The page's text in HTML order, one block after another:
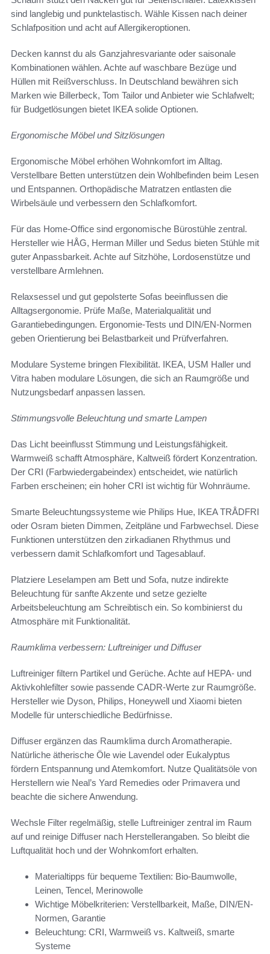
sind langlebig und punktelastisch. Wähle Kissen nach deiner
Schlafposition und acht auf Allergikeroptionen.
Decken kannst du als Ganzjahresvariante oder saisonale
Kombinationen wählen. Achte auf waschbare Bezüge und
Hüllen mit Reißverschluss. In Deutschland bewähren sich
Marken wie Billerbeck, Tom Tailor und Anbieter wie Schlafwelt;
für Budgetlösungen bietet IKEA solide Optionen.
Ergonomische Möbel und Sitzlösungen
Ergonomische Möbel erhöhen Wohnkomfort im Alltag.
Verstellbare Betten unterstützen dein Wohlbefinden beim Lesen
und Entspannen. Orthopädische Matratzen entlasten die
Wirbelsäule und verbessern den Schlafkomfort.
Für das Home-Office sind ergonomische Bürostühle zentral.
Hersteller wie HÅG, Herman Miller und Sedus bieten Stühle mit
guter Anpassbarkeit. Achte auf Sitzhöhe, Lordosenstütze und
verstellbare Armlehnen.
Relaxsessel und gut gepolsterte Sofas beeinflussen die
Alltagsergonomie. Prüfe Maße, Materialqualität und
Garantiebedingungen. Ergonomie-Tests und DIN/EN-Normen
geben Orientierung bei Belastbarkeit und Prüfverfahren.
Modulare Systeme bringen Flexibilität. IKEA, USM Haller und
Vitra haben modulare Lösungen, die sich an Raumgröße und
Nutzungsbedarf anpassen lassen.
Stimmungsvolle Beleuchtung und smarte Lampen
Das Licht beeinflusst Stimmung und Leistungsfähigkeit.
Warmweiß schafft Atmosphäre, Kaltweiß fördert Konzentration.
Der CRI (Farbwiedergabeindex) entscheidet, wie natürlich
Farben erscheinen; ein hoher CRI ist wichtig für Wohnräume.
Smarte Beleuchtungssysteme wie Philips Hue, IKEA TRÅDFRI
oder Osram bieten Dimmen, Zeitpläne und Farbwechsel. Diese
Funktionen unterstützen den zirkadianen Rhythmus und
verbessern damit Schlafkomfort und Tagesablauf.
Platziere Leselampen am Bett und Sofa, nutze indirekte
Beleuchtung für sanfte Akzente und setze gezielte
Arbeitsbeleuchtung am Schreibtisch ein. So kombinierst du
Atmosphäre mit Funktionalität.
Raumklima verbessern: Luftreiniger und Diffuser
Luftreiniger filtern Partikel und Gerüche. Achte auf HEPA- und
Aktivkohlefilter sowie passende CADR-Werte zur Raumgröße.
Hersteller wie Dyson, Philips, Honeywell und Xiaomi bieten
Modelle für unterschiedliche Bedürfnisse.
Diffuser ergänzen das Raumklima durch Aromatherapie.
Natürliche ätherische Öle wie Lavendel oder Eukalyptus
fördern Entspannung und Atemkomfort. Nutze Qualitätsöle von
Herstellern wie Neal’s Yard Remedies oder Primavera und
beachte die sichere Anwendung.
Wechsle Filter regelmäßig, stelle Luftreiniger zentral im Raum
auf und reinige Diffuser nach Herstellerangaben. So bleibt die
Luftqualität hoch und der Wohnkomfort erhalten.
Materialtipps für bequeme Textilien: Bio-Baumwolle,
Leinen, Tencel, Merinowolle
Wichtige Möbelkriterien: Verstellbarkeit, Maße, DIN/EN-
Normen, Garantie
Beleuchtung: CRI, Warmweiß vs. Kaltweiß, smarte
Systeme